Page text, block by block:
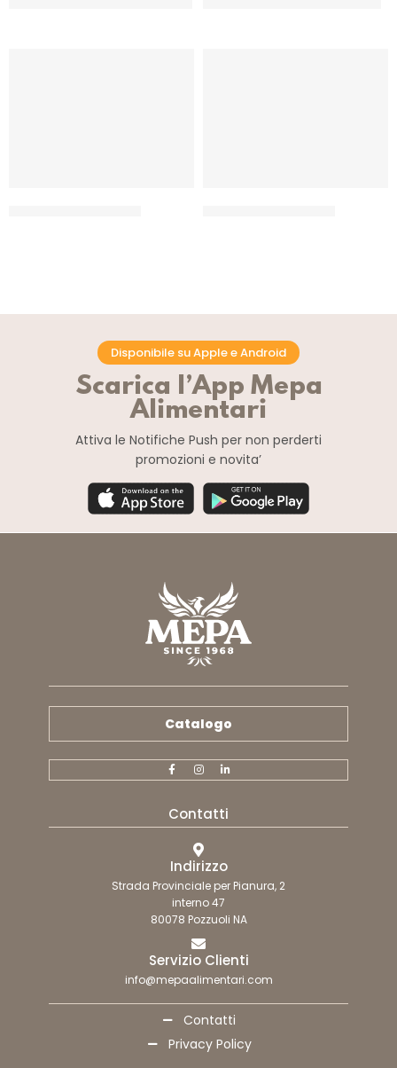
Disponibile su Apple e Android
Scarica l’App Mepa
Alimentari
Attiva le Notifiche Push per non perderti
promozioni e novita’
Catalogo
Contatti
Indirizzo
Strada Provinciale per Pianura, 2
interno 47
80078 Pozzuoli NA
Servizio Clienti
info@mepaalimentari.com
Contatti
Privacy Policy